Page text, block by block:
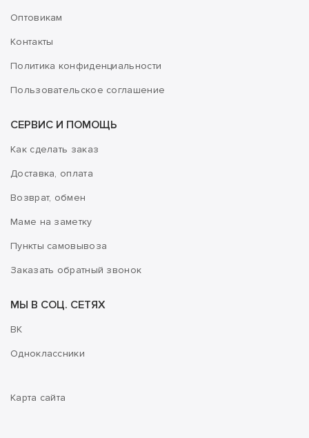
Оптовикам
Контакты
Политика конфиденциальности
Пользовательское соглашение
СЕРВИС И ПОМОЩЬ
Как сделать заказ
Доставка, оплата
Возврат, обмен
Маме на заметку
Пункты самовывоза
Заказать обратный звонок
МЫ В СОЦ. СЕТЯХ
ВК
Одноклассники
Карта сайта